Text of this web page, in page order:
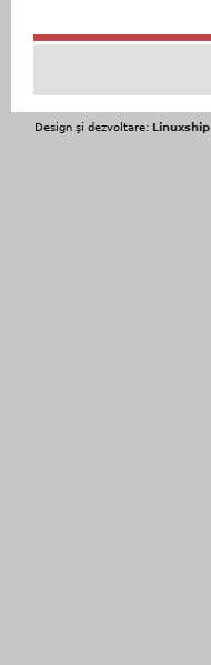
Design şi dezvoltare: Linuxship